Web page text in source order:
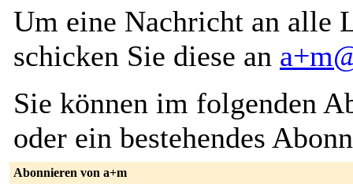
Um eine Nachricht an alle
schicken Sie diese an
Sie können im folgenden
oder ein bestehendes
Abonnieren von a+m